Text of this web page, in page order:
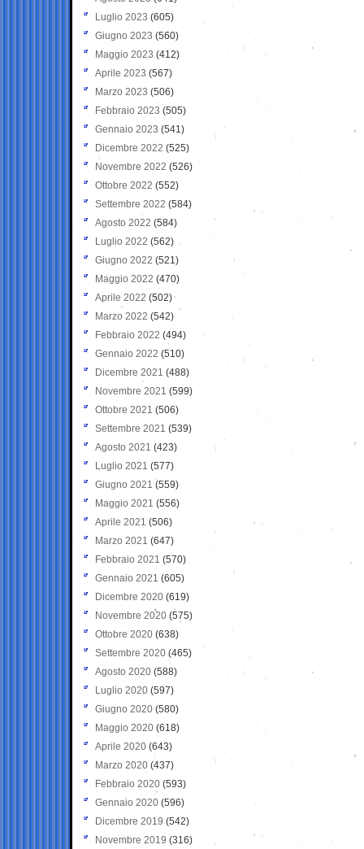
Luglio 2023 (605)
Giugno 2023 (560)
Maggio 2023 (412)
Aprile 2023 (567)
Marzo 2023 (506)
Febbraio 2023 (505)
Gennaio 2023 (541)
Dicembre 2022 (525)
Novembre 2022 (526)
Ottobre 2022 (552)
Settembre 2022 (584)
Agosto 2022 (584)
Luglio 2022 (562)
Giugno 2022 (521)
Maggio 2022 (470)
Aprile 2022 (502)
Marzo 2022 (542)
Febbraio 2022 (494)
Gennaio 2022 (510)
Dicembre 2021 (488)
Novembre 2021 (599)
Ottobre 2021 (506)
Settembre 2021 (539)
Agosto 2021 (423)
Luglio 2021 (577)
Giugno 2021(559)
Maggio 2021 (556)
Aprile 2021 (506)
Marzo 2021 (647)
Febbraio 2021 (570)
Gennaio 2021 (605)
Dicembre 2020 (619)
Novembre 2020 (575)
Ottobre 2020 (638)
Settembre 2020(465)
Agosto 2020 (588)
Luglio 2020 (597)
Giugno 2020 (580)
Maggio 2020 (618)
Aprile 2020 (643)
Marzo 2020 (437)
Febbraio 2020 (593)
Gennaio 2020 (596)
Dicembre 2019 (542)
Novembre 2019 (316)